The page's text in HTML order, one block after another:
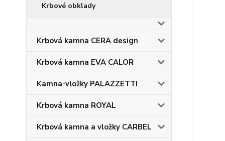
Krbové obklady
Krbová kamna CERA design
Krbová kamna EVA CALOR
Kamna-vložky PALAZZETTI
Krbová kamna ROYAL
Krbová kamna a vložky CARBEL